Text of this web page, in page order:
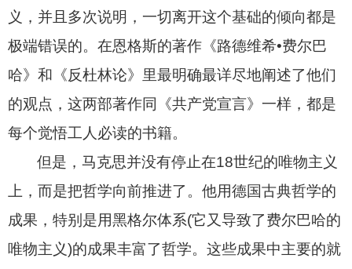
义，并且多次说明，一切离开这个基础的倾向都是
极端错误的。在恩格斯的著作《路德维希•费尔巴
哈》和《反杜林论》里最明确最详尽地阐述了他们
的观点，这两部著作同《共产党宣言》一样，都是
每个觉悟工人必读的书籍。
但是，马克思并没有停止在18世纪的唯物主义
上，而是把哲学向前推进了。他用德国古典哲学的
成果，特别是用黑格尔体系(它又导致了费尔巴哈的
唯物主义)的成果丰富了哲学。这些成果中主要的就